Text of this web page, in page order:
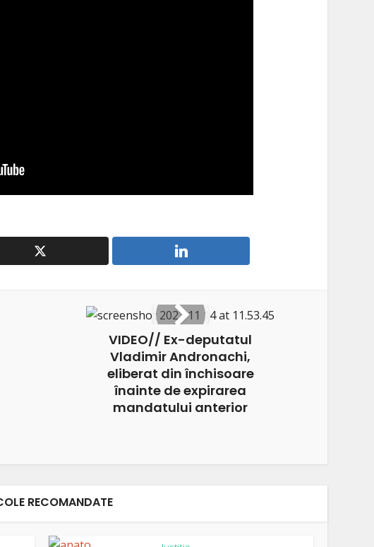
VIDEO// Ex-deputatul
Vladimir Andronachi,
eliberat din închisoare
înainte de expirarea
mandatului anterior
RECOMANDATE